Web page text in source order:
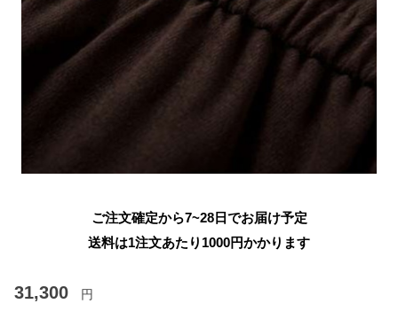
ご注文確定から7~28日でお届け予定
送料は1注文あたり 1000円かかります
31,300 円